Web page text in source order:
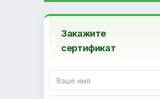
Закажите
сертификат